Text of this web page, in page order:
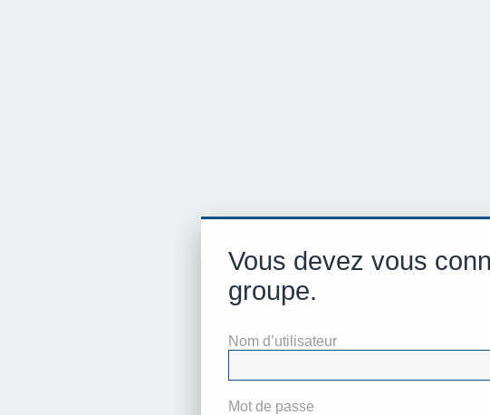
Vous devez vous
groupe.
Nom d’utilisateur
Mot de passe